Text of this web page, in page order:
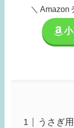
＼ Amazon
うさぎ